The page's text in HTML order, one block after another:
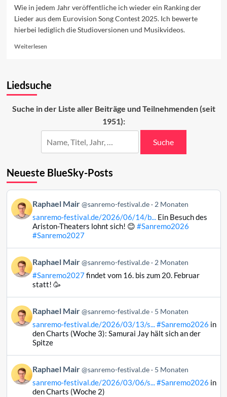
Wie in jedem Jahr veröffentliche ich wieder ein Ranking der
Lieder aus dem Eurovision Song Contest 2025. Ich bewerte
hierbei lediglich die Studioversionen und Musikvideos.
WeiterlesenRead
der
2025
11)
Liedsuche
Suche in der Liste aller Beiträge und Teilnehmenden (seit
1951):
Suche
Neueste BlueSky-Posts
Beitrag
von
Raphael
ansehen
Raphael Mair @sanremo-festival.de 2 Monaten
sanremo-festival.de/2026/06/14/b...Ein Besuch des
Ariston-Theaters lohnt sich! 😊 #Sanremo2026
#Sanremo2027
Beitrag
von
Raphael
Bluesky
ansehen
Raphael Mair @sanremo-festival.de 2 Monaten
#Sanremo2027findet vom 16. bis zum 20. Februar
statt! 🥳
Beitrag
von
Raphael
ansehen
Raphael Mair @sanremo-festival.de 5 Monaten
sanremo-festival.de/2026/03/13/s...#Sanremo2026 in
den Charts (Woche 3): Samurai Jay hält sich an der
Spitze
Beitrag
von
Raphael
Raphael Mair @sanremo-festival.de 5 Monaten
sanremo-festival.de/2026/03/06/s...#Sanremo2026 in
den Charts (Woche 2)